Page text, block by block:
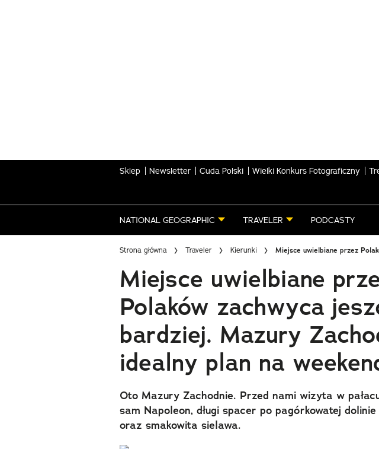
Sklep Newsletter Cuda Polski Wielki Konkurs Fotograficzny
NATIONAL GEOGRAPHIC TRAVELER PODCASTY
Strona główna Traveler Kierunki Miejsce uwielbiane przez
Miejsce uwielbiane
Polaków zachwyca
bardziej. Mazury
idealny plan na
Oto Mazury Zachodnie. Przed nami wizyta w
sam Napoleon, długi spacer po pagórkowatej
oraz smakowita sielawa.